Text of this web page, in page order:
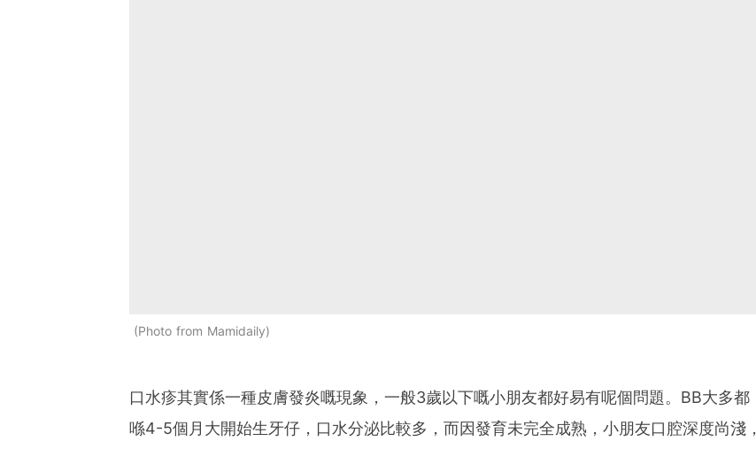
Photo from Mamidaily
口水疹其實係一種皮膚發炎嘅現象，一般3歲以下嘅小朋友都好易有呢個問題。BB大多都
喺4-5個月大開始生牙仔，口水分泌比較多，而因發育未完全成熟，小朋友口腔深度尚淺，